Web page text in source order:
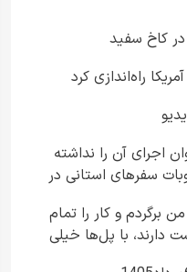
در کاخ سفید
اجرای آن را نداشته
سفرهای استانی در
برگردم و کار را تمام
دارند، با پل‌ها خیلی
در کمتر از یک